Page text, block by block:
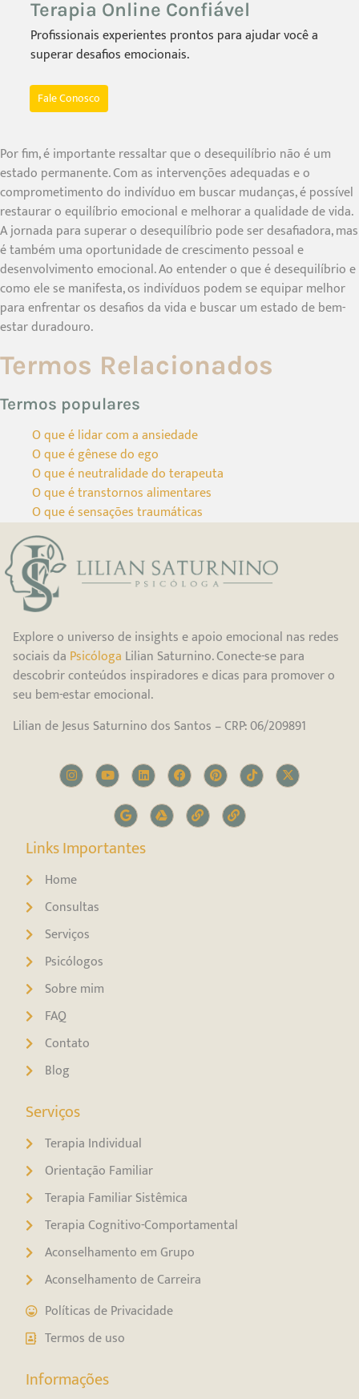
Terapia Online Confiável
Profissionais experientes prontos para ajudar você a
superar desafios emocionais.
Fale Conosco
Por fim, é importante ressaltar que o desequilíbrio não é um
estado permanente. Com as intervenções adequadas e o
comprometimento do indivíduo em buscar mudanças, é possível
restaurar o equilíbrio emocional e melhorar a qualidade de vida.
A jornada para superar o desequilíbrio pode ser desafiadora, mas
é também uma oportunidade de crescimento pessoal e
desenvolvimento emocional. Ao entender o que é desequilíbrio e
como ele se manifesta, os indivíduos podem se equipar melhor
para enfrentar os desafios da vida e buscar um estado de bem-
estar duradouro.
Termos Relacionados
Termos populares
O que é lidar com a ansiedade
O que é gênese do ego
O que é neutralidade do terapeuta
O que é transtornos alimentares
O que é sensações traumáticas
Explore o universo de insights e apoio emocional nas redes
sociais da Psicóloga Lilian Saturnino. Conecte-se para
descobrir conteúdos inspiradores e dicas para promover o
seu bem-estar emocional.
Lilian de Jesus Saturnino dos Santos – CRP: 06/209891
Links Importantes
Home
Consultas
Serviços
Psicólogos
Sobre mim
FAQ
Contato
Blog
Serviços
Terapia Individual
Orientação Familiar
Terapia Familiar Sistêmica
Terapia Cognitivo-Comportamental
Aconselhamento em Grupo
Aconselhamento de Carreira
Políticas de Privacidade
Termos de uso
Informações